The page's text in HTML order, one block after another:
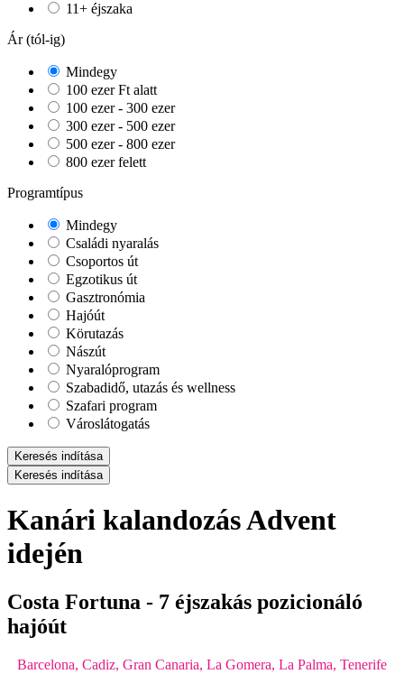
11+ éjszaka
Ár (tól-ig)
Mindegy
100 ezer Ft alatt
100 ezer - 300 ezer
300 ezer - 500 ezer
500 ezer - 800 ezer
800 ezer felett
Programtípus
Mindegy
Családi nyaralás
Csoportos út
Egzotikus út
Gasztronómia
Hajóút
Körutazás
Nászút
Nyaralóprogram
Szabadidő, utazás és wellness
Szafari program
Városlátogatás
Keresés indítása
Keresés indítása
Kanári kalandozás Advent
idején
Costa Fortuna - 7 éjszakás pozicionáló
hajóút
Barcelona, Cadiz, Gran Canaria, La Gomera, La Palma, Tenerife